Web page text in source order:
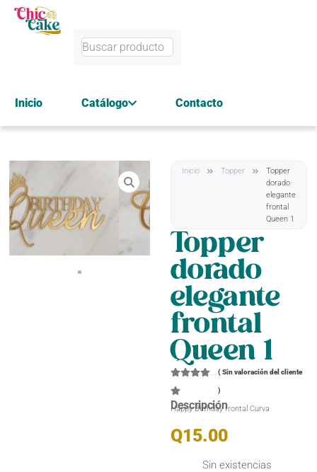
Inicio Catálogo Contacto
Inicio Topper
Topper
dorado
elegante
frontal
Queen 1
Topper
dorado
elegante
frontal
Queen 1
(Sin valoración del cliente
)
Descripción
Happy Birthday frontal Curva
Q15.00
Sin existencias